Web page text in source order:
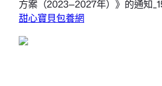
甜心寶貝包養網